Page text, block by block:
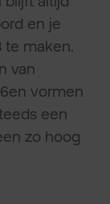
en je
te maken.
van
vormen
een
zo hoog